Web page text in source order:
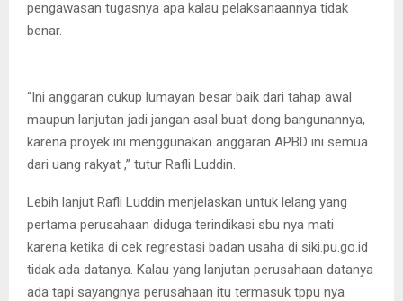
pengawasan tugasnya apa kalau pelaksanaannya tidak
benar.
“Ini anggaran cukup lumayan besar baik dari tahap awal
maupun lanjutan jadi jangan asal buat dong bangunannya,
karena proyek ini menggunakan anggaran APBD ini semua
dari uang rakyat ,” tutur Rafli Luddin.
Lebih lanjut Rafli Luddin menjelaskan untuk lelang yang
pertama perusahaan diduga terindikasi sbu nya mati
karena ketika di cek regrestasi badan usaha di siki.pu.go.id
tidak ada datanya. Kalau yang lanjutan perusahaan datanya
ada tapi sayangnya perusahaan itu termasuk tppu nya